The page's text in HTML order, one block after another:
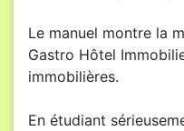
Le manuel montre la
Gastro Hôtel
immobilières.
En étudiant